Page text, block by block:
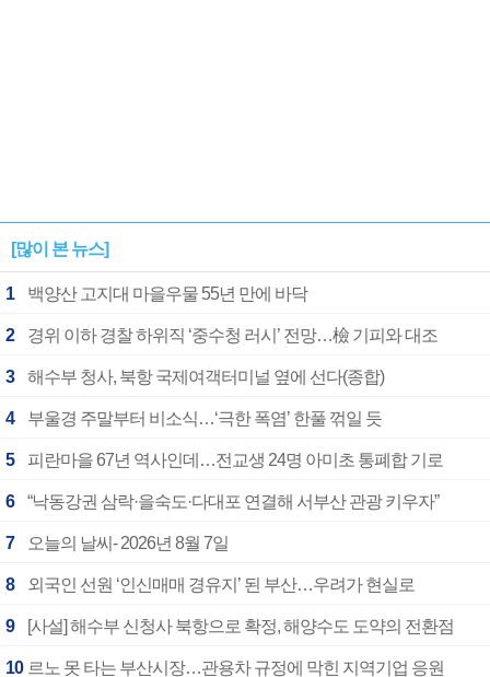
[많이 본 뉴스]
1 백양산 고지대 마을우물 55년 만에 바닥
2 경위 이하 경찰 하위직 ‘중수청 러시’ 전망…檢 기피와 대조
3 해수부 청사, 북항 국제여객터미널 옆에 선다(종합)
4 부울경 주말부터 비소식…‘극한 폭염’ 한풀 꺾일 듯
5 피란마을 67년 역사인데…전교생 24명 아미초 통폐합 기로
6 “낙동강권 삼락·을숙도·다대포 연결해 서부산 관광 키우자”
7 오늘의 날씨- 2026년 8월 7일
8 외국인 선원 ‘인신매매 경유지’ 된 부산…우려가 현실로
9 [사설] 해수부 신청사 북항으로 확정, 해양수도 도약의 전환점
10 르노 못 타는 부산시장…관용차 규정에 막힌 지역기업 응원